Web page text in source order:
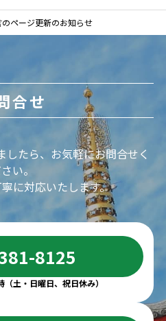
ページ更新のお知らせ
合せ
したら、お気軽にお問合せく
い。
に対応いたします。
8125
土・日曜日、祝日休み）